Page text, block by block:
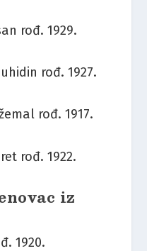
rođ. 1929.
rođ. 1927.
rođ. 1917.
rođ. 1922.
iz
1920.